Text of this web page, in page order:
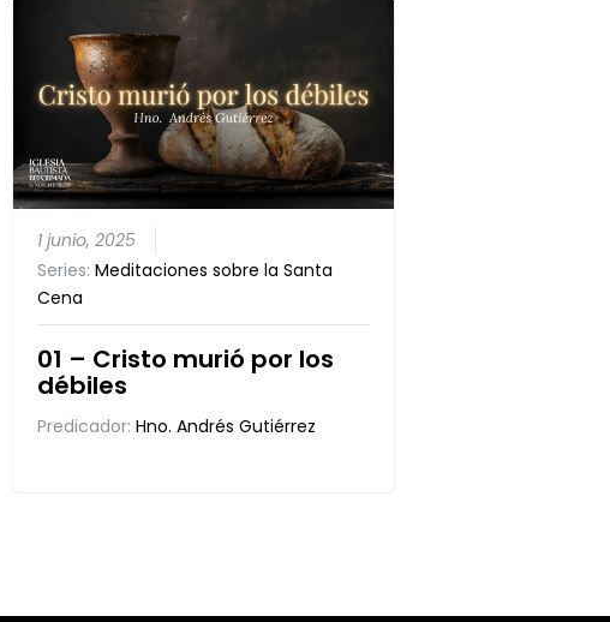
1 junio, 2025
Series:Meditaciones sobre la Santa
Cena
01 – Cristo murió por los
débiles
Predicador:Hno. Andrés Gutiérrez